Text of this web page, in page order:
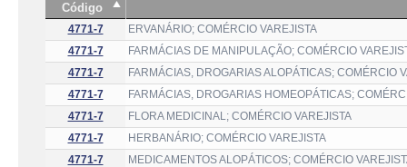
Código
4771-7
ERVANÁRIO; COMÉRCIO VAREJISTA
4771-7
FARMÁCIAS DE MANIPULAÇÃO; COMÉRCIO
4771-7
FARMÁCIAS, DROGARIAS ALOPÁTICAS; COMÉRCIO
4771-7
FARMÁCIAS, DROGARIAS HOMEOPÁTICAS;
4771-7
FLORA MEDICINAL; COMÉRCIO VAREJISTA
4771-7
HERBANÁRIO; COMÉRCIO VAREJISTA
4771-7
MEDICAMENTOS ALOPÁTICOS; COMÉRCIO